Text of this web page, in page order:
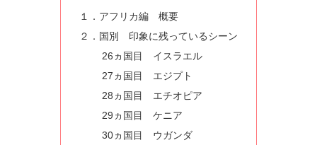
１．アフリカ編 概要
２．国別 印象に残っているシーン
26ヵ国目 イスラエル
27ヵ国目 エジプト
28ヵ国目 エチオピア
29ヵ国目 ケニア
30ヵ国目 ウガンダ